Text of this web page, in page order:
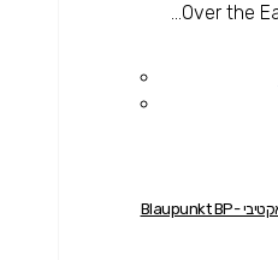
אוזניות אלחוטיות עם מסנן רעשים אקטיבי Blaupunkt BP-